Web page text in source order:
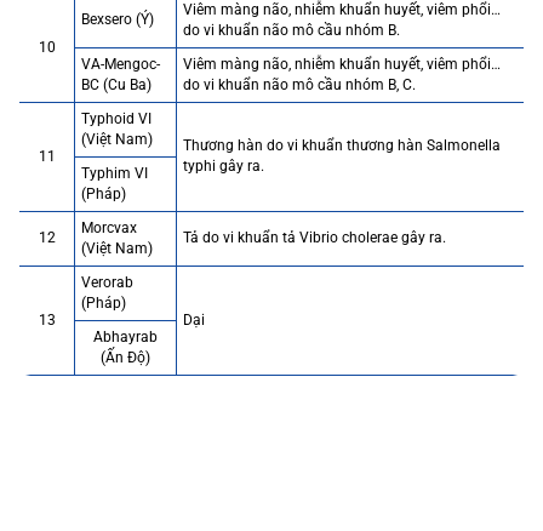
10
Bexsero (Ý)
Viêm màng não, nhiễm khuẩn huyết, viêm phổi…
do vi khuẩn não mô cầu nhóm B.
VA-Mengoc-
BC (Cu Ba)
Viêm màng não, nhiễm khuẩn huyết, viêm phổi…
do vi khuẩn não mô cầu nhóm B, C.
11
Typhoid VI
(Việt Nam)
Thương hàn do vi khuẩn thương hàn Salmonella
typhi gây ra.
Typhim VI
(Pháp)
12
Morcvax
(Việt Nam)
Tả do vi khuẩn tả Vibrio cholerae gây ra.
13
Verorab
(Pháp)
Dại
Abhayrab
(Ấn Độ)